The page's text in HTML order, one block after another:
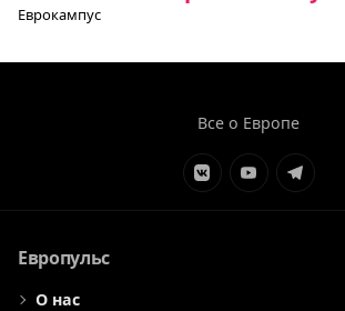
Еврокампус
Все о Европе
ЭлементЭлементЭлемент
Европульс
О нас